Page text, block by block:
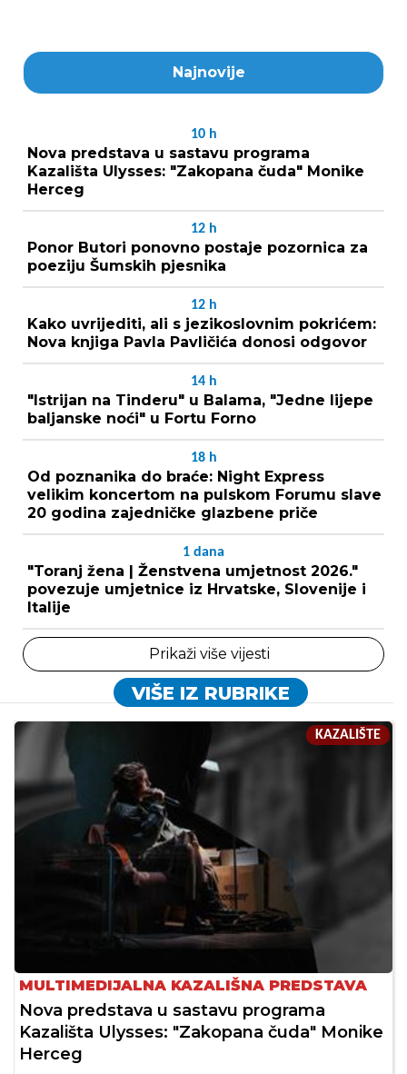
Najnovije
10 h
Nova predstava u sastavu programa
Kazališta Ulysses: "Zakopana čuda" Monike
Herceg
12 h
Ponor Butori ponovno postaje pozornica za
poeziju Šumskih pjesnika
12 h
Kako uvrijediti, ali s jezikoslovnim pokrićem:
Nova knjiga Pavla Pavličića donosi odgovor
14 h
"Istrijan na Tinderu" u Balama, "Jedne lijepe
baljanske noći" u Fortu Forno
18 h
Od poznanika do braće: Night Express
velikim koncertom na pulskom Forumu slave
20 godina zajedničke glazbene priče
1 dana
"Toranj žena | Ženstvena umjetnost 2026."
povezuje umjetnice iz Hrvatske, Slovenije i
Italije
Prikaži više vijesti
VIŠE IZ RUBRIKE
KAZALIŠTE
MULTIMEDIJALNA KAZALIŠNA PREDSTAVA
Nova predstava u sastavu programa
Kazališta Ulysses: "Zakopana čuda" Monike
Herceg